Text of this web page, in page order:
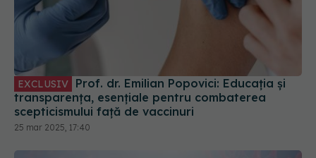
transparența, esențiale pentru combaterea
scepticismului față de vaccinuri
25 mar 2025, 17:40